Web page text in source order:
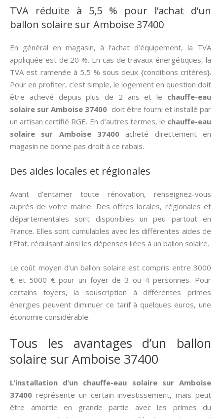
TVA réduite à 5,5 % pour l’achat d’un
ballon solaire sur Amboise 37400
En général en magasin, à l’achat d’équipement, la TVA
appliquée est de 20 %. En cas de travaux énergétiques, la
TVA est ramenée à 5,5 % sous deux {conditions critères}.
Pour en profiter, c’est simple, le logement en question doit
être achevé depuis plus de 2 ans et le chauffe-eau
solaire sur Amboise 37400 doit être fourni et installé par
un artisan certifié RGE. En d’autres termes, le chauffe-eau
solaire sur Amboise 37400 acheté directement en
magasin ne donne pas droit à ce rabais.
Des aides locales et régionales
Avant d’entamer toute rénovation, renseignez-vous
auprès de votre mairie. Des offres locales, régionales et
départementales sont disponibles un peu partout en
France. Elles sont cumulables avec les différentes aides de
l’Etat, réduisant ainsi les dépenses liées à un ballon solaire.
Le coût moyen d’un ballon solaire est compris entre 3000
€ et 5000 € pour un foyer de 3 ou 4 personnes. Pour
certains foyers, la souscription à différentes primes
énergies peuvent diminuer ce tarif à quelques euros, une
économie considérable.
Tous les avantages d’un ballon
solaire sur Amboise 37400
L’installation d’un chauffe-eau solaire sur Amboise
37400 représente un certain investissement, mais peut
être amortie en grande partie avec les primes du